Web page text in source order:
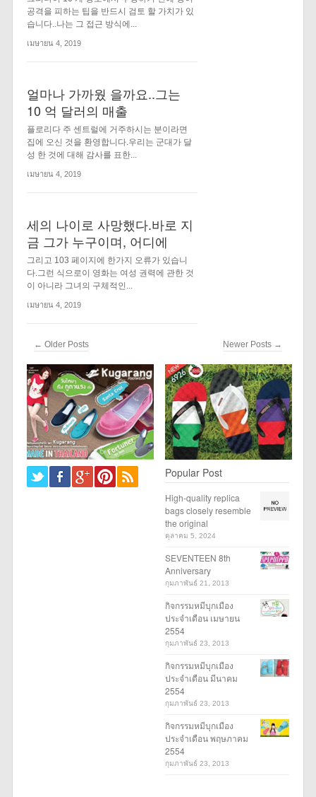
공격을 피하는 팁을 반드시 검토 할 가치가 있
습니다..나는 그 접근 방식에...
เมษายน 4, 2019
얼마나 가까웠 을까요..그는
10 억 달러의 매출
플로리다 주 센트럴에 거주하시는 분이라면
집에 오신 것을 환영합니다.우리는 군대가 달
성 한 것에 대해 감사를 표한...
เมษายน 4, 2019
세의 나이로 사망했다.바로 지
금 그가 누구이며, 어디에
그리고 103 페이지에 한가지 오류가 있습니
다.그런 식으로이 영화는 여성 권력에 관한 것
이 아니라 그녀의 구체적인...
เมษายน 4, 2019
← Older Posts Newer Posts →
Popular Post
High-quality replica
bags closely resemble
the original
ตุลาคม 5, 2024
SEVENTEEN 8th
Anniversary
กุมภาพันธ์ 21, 2013
กิจกรรมหมีบุกเมือง
ประจำเดือน เมษายน
2554
กุมภาพันธ์ 23, 2013
กิจกรรมหมีบุกเมือง
ประจำเดือน มีนาคม
2554
กุมภาพันธ์ 23, 2013
กิจกรรมหมีบุกเมือง
ประจำเดือน พฤษภาคม
2554
กุมภาพันธ์ 23, 2013